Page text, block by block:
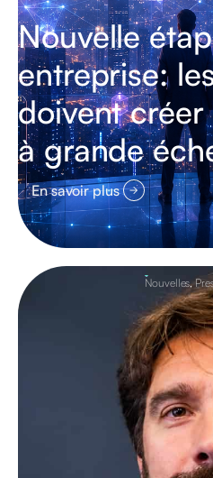
Nouvelle
entreprise:
doivent
à grande
En savoir plus
Nouvelles,